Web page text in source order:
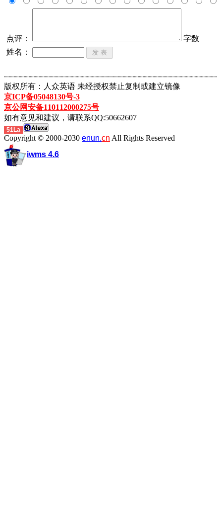
点评：
字数
姓名：
┈┈┈┈┈┈┈┈┈┈┈┈┈┈┈┈┈┈┈┈┈┈┈┈┈┈┈┈┈┈┈┈┈┈┈┈┈┈┈┈┈┈┈
版权所有：人众英语 未经授权禁止复制或建立镜像
京ICP备05048130号-3
京公网安备110112000275号
如有意见和建议，请联系QQ:50662607
51La
Copyright © 2000-2030 enun.cn All Rights Reserved
iwms 4.6